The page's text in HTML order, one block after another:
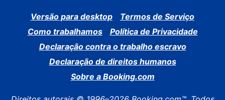
Versão para desktop
Termos de Serviço
Como trabalhamos
Política de Privacidade
Declaração contra o trabalho escravo
Declaração de direitos humanos
Sobre a Booking.com